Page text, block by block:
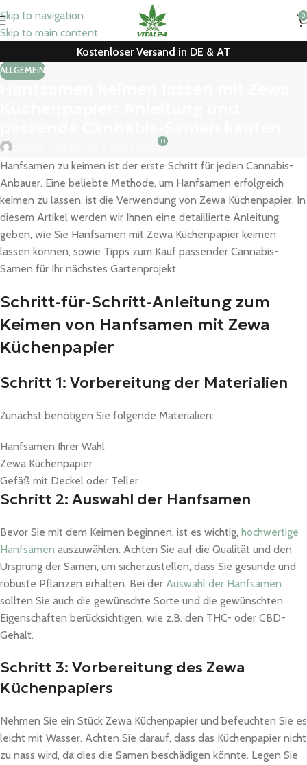
Skip to navigation
Skip to main content
0
Kostenloser Versand in DE & AT
ALLGEMEIN
0
Hanfsamen zu keimen ist der erste Schritt für jeden Cannabis-
Anbauer. Eine beliebte Methode, um Hanfsamen erfolgreich
keimen zu lassen, ist die Verwendung von Zewa Küchenpapier. In
diesem Artikel werden wir Ihnen eine detaillierte Anleitung
geben, wie Sie Hanfsamen mit Zewa Küchenpapier keimen
lassen können, sowie Tipps zum Kauf passender Cannabis-
Samen für Ihr nächstes Gartenprojekt.
Schritt-für-Schritt-Anleitung zum
Keimen von Hanfsamen mit Zewa
Küchenpapier
Schritt 1: Vorbereitung der Materialien
Zunächst benötigen Sie folgende Materialien:
Hanfsamen Ihrer Wahl
Zewa Küchenpapier
Gefäß mit Deckel oder Teller
Schritt 2: Auswahl der Hanfsamen
Bevor Sie mit dem Keimen beginnen, ist es wichtig, hochwertige
Hanfsamen auszuwählen. Achten Sie auf die Qualität und den
Ursprung der Samen, um sicherzustellen, dass Sie gesunde und
robuste Pflanzen erhalten. Bei der Auswahl der Hanfsamen
sollten Sie auch die gewünschte Sorte und die gewünschten
Eigenschaften berücksichtigen, wie z.B. den THC- oder CBD-
Gehalt.
Schritt 3: Vorbereitung des Zewa
Küchenpapiers
Nehmen Sie ein Stück Zewa Küchenpapier und befeuchten Sie es
leicht mit Wasser. Achten Sie darauf, dass das Küchenpapier nicht
zu nass wird, da dies die Samen beschädigen könnte. Legen Sie